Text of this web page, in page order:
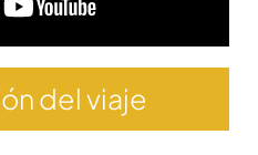
del viaje